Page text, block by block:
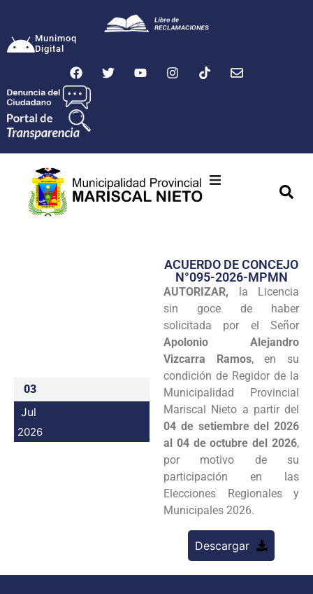
Munimoq
Digital
Transparencia
Seguridad
Programas
Intranet
03
Jul
2026
ACUERDO DE CONCEJO
N°095-2026-MPMN
AUTORIZAR, la Licencia
sin goce de haber
solicitada por el Señor
Apolonio Alejandro
Vizcarra Ramos, en su
condición de Regidor de la
Municipalidad Provincial
Mariscal Nieto a partir del
04 de setiembre del 2026
al 04 de octubre del 2026,
por motivo de su
participación en las
Elecciones Regionales y
Municipales 2026.
Descargar